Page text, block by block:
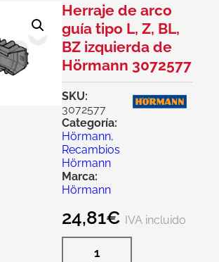
Herraje de arco
guía tipo L, Z, BL,
BZ izquierda de
Hörmann 3072577
SKU:
3072577
Categoría:
Hörmann,
Recambios
Hörmann
Marca:
Hörmann
24,81€ IVA incluido